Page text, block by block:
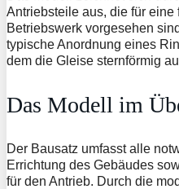
Antriebsteile aus, die für
Betriebswerk vorgesehen
typische Anordnung eines
dem die Gleise sternförmig
Das Modell im
Der Bausatz umfasst alle
Errichtung des Gebäudes
für den Antrieb. Durch die